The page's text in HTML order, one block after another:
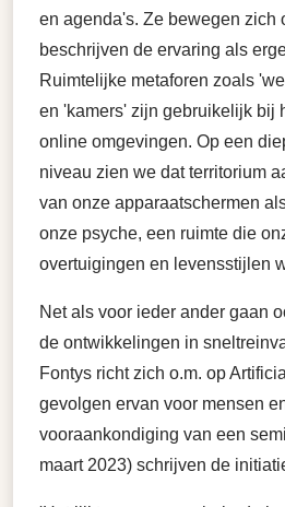
en agenda's. Ze bewegen zich
beschrijven de ervaring als
Ruimtelijke metaforen zoals
en 'kamers' zijn gebruikelijk bij
online omgevingen. Op een
niveau zien we dat territorium
van onze apparaatschermen
onze psyche, een ruimte die
overtuigingen en levensstijlen
Net als voor ieder ander gaan
de ontwikkelingen in
Fontys richt zich o.m. op
gevolgen ervan voor mensen
vooraankondiging van een
maart 2023) schrijven de